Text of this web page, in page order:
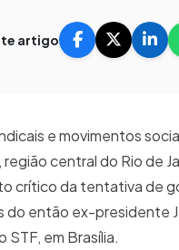
artigo
e movimentos
região central do Rio de
crítico da tentativa de
do então ex-presidente
STF, em Brasília.